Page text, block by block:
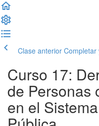
Clase anterior Completar
Curso 17:
de Personas
en el